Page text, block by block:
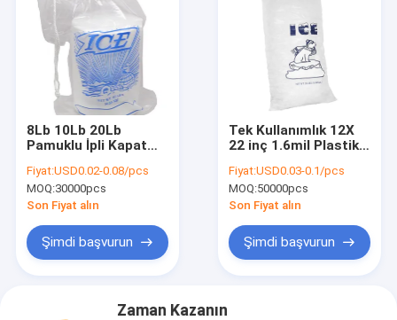
8Lb 10Lb 20Lb
Pamuklu İpli Kapatma
Kullanılabilir Buz
Torbaları
Fiyat:USD0.02-0.08/pcs
MOQ:30000pcs
Son Fiyat alın
Şimdi başvurun
Tek Kullanımlık 12X
22 inç 1.6mil Plastik
Baskı
Fiyat:USD0.03-0.1/pcs
MOQ:50000pcs
Son Fiyat alın
Şimdi başvurun
Zaman Kazanın